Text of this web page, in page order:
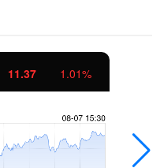
11.37 1.01%